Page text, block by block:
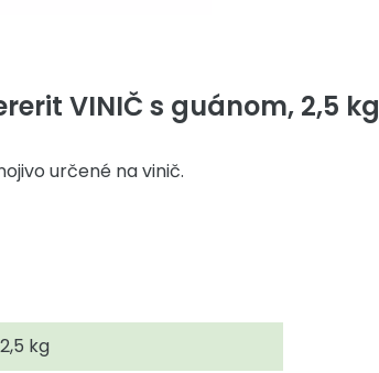
VINIČ s guánom, 2,5 kg
určené na vinič.
2,5 kg